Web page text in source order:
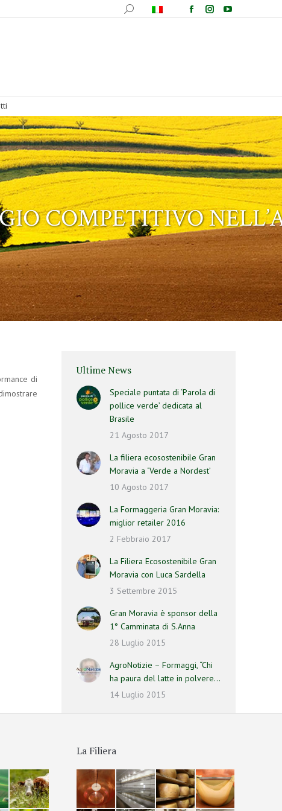
COMPETITIVO
di
Ultime News
Speciale puntata di ‘Parola di
pollice verde’ dedicata al
Brasile
21 Agosto 2017
La filiera ecosostenibile Gran
Moravia a ‘Verde a Nordest’
10 Agosto 2017
La Formaggeria Gran Moravia:
miglior retailer 2016
2 Febbraio 2017
La Filiera Ecosostenibile Gran
Moravia con Luca Sardella
3 Settembre 2015
Gran Moravia è sponsor della
1° Camminata di S.Anna
28 Luglio 2015
AgroNotizie – Formaggi, “Chi
ha paura del latte in polvere…
14 Luglio 2015
La Filiera